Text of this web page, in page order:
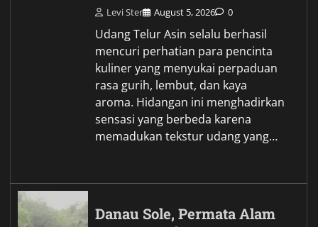
Levi Ster August 5, 2026 0
Udang Telur Asin selalu berhasil
mencuri perhatian para pencinta
kuliner yang menyukai perpaduan
rasa gurih, lembut, dan kaya
aroma. Hidangan ini menghadirkan
sensasi yang berbeda karena
memadukan tekstur udang yang…
Danau Sole, Permata Alam